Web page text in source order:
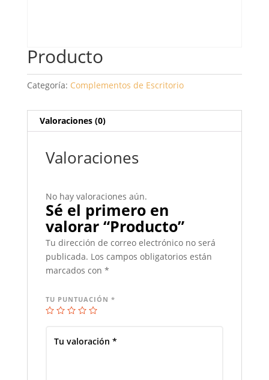
Producto
Categoría: Complementos de Escritorio
Valoraciones (0)
Valoraciones
No hay valoraciones aún.
Sé el primero en
valorar “Producto”
Tu dirección de correo electrónico no será
publicada. Los campos obligatorios están
marcados con *
TU PUNTUACIÓN *